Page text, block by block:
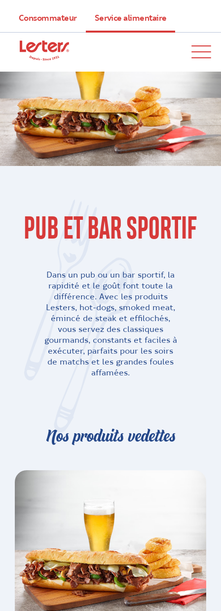
Consommateur Service alimentaire
PUB ET BAR SPORTIF
Dans un pub ou un bar sportif, la
rapidité et le goût font toute la
différence. Avec les produits
Lesters, hot-dogs, smoked meat,
émincé de steak et effilochés,
vous servez des classiques
gourmands, constants et faciles à
exécuter, parfaits pour les soirs
de matchs et les grandes foules
affamées.
Nos produits vedettes